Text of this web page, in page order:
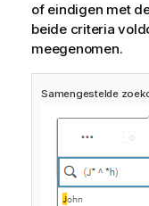
of eindigen met
beide criteria
meegenomen.
Samengestelde